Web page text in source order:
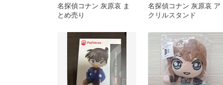
名探偵コナン 灰原哀 ま
とめ売り
名探偵コナン 灰原哀 ア
クリルスタンド